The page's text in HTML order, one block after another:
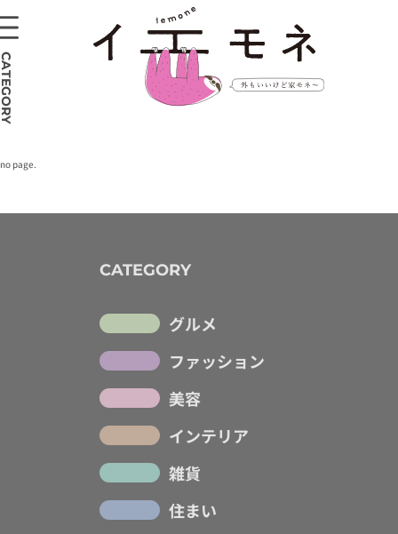
no page.
CATEGORY
グルメ
ファッション
美容
インテリア
雑貨
住まい